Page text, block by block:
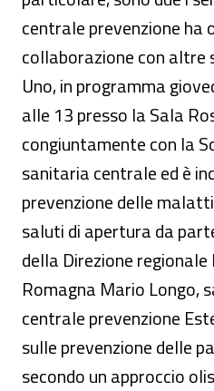
centrale prevenzione ha
collaborazione con
Uno, in programma
alle 13 presso la Sala
congiuntamente con la
sanitaria centrale ed è
prevenzione delle
saluti di apertura da
della Direzione regionale
Romagna Mario Longo,
centrale prevenzione
sulle prevenzione delle
secondo un approccio